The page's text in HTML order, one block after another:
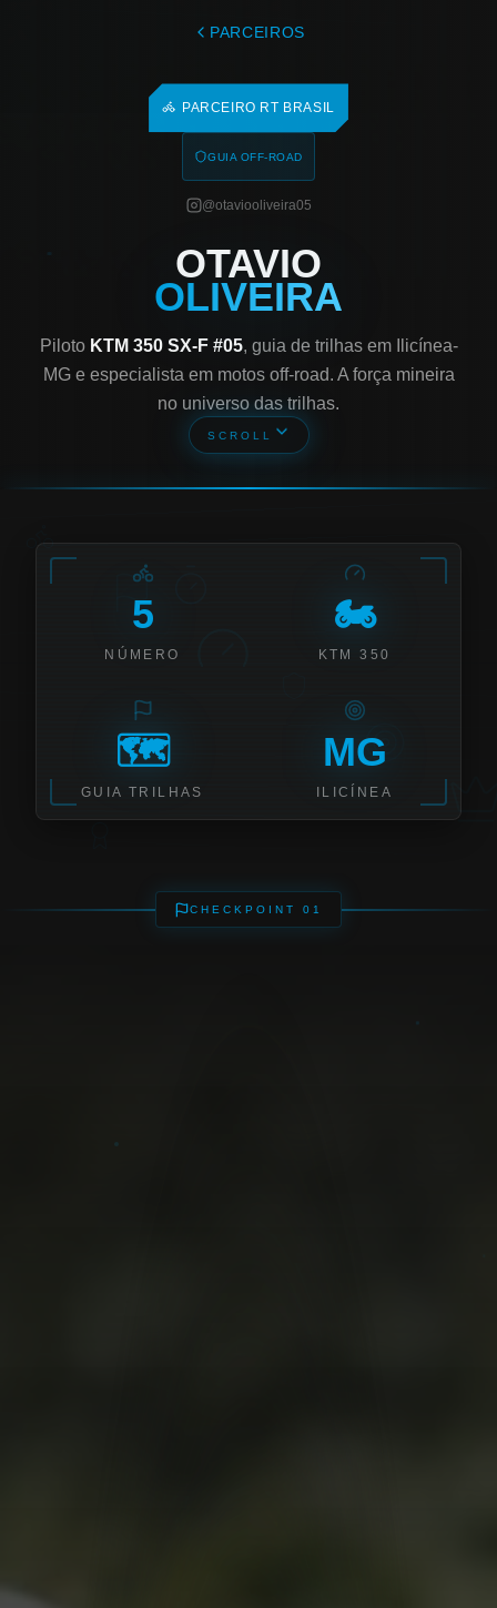
SCROLL
PARCEIROS
PARCEIRO RT BRASIL
GUIA OFF-ROAD
@otaviooliveira05
OTAVIO
OLIVEIRA
Piloto KTM 350 SX-F #05, guia de trilhas em Ilicínea-
MG e especialista em motos off-road. A força mineira
no universo das trilhas.
5
NÚMERO
🏍️
KTM 350
🗺️
GUIA TRILHAS
MG
ILICÍNEA
CHECKPOINT 01